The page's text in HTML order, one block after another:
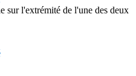
sur l'extrémité de l'une des deux